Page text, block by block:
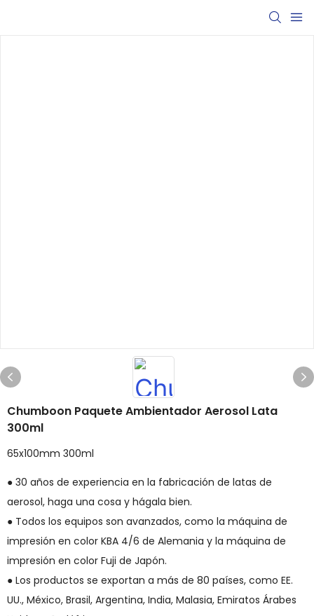
Chumboon Paquete Ambientador Aerosol Lata
300ml
65x100mm 300ml
● 30 años de experiencia en la fabricación de latas de
aerosol, haga una cosa y hágala bien.
● Todos los equipos son avanzados, como la máquina de
impresión en color KBA 4/6 de Alemania y la máquina de
impresión en color Fuji de Japón.
● Los productos se exportan a más de 80 países, como EE.
UU., México, Brasil, Argentina, India, Malasia, Emiratos Árabes